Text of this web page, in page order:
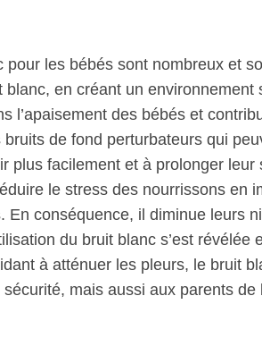
pour les bébés sont nombreux et
blanc, en créant un
l’apaisement des bébés et
de fond perturbateurs qui
plus facilement et à prolonger
le stress des nourrissons en
En conséquence, il diminue leurs
du bruit blanc s’est
à atténuer les pleurs, le bruit
mais aussi aux parents de